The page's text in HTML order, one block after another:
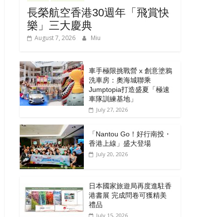
長榮航空香港30週年「飛賞快
樂」三大慶典
August 7, 2026 Miu
車手極限挑戰營 x 創意塗鴉
洗車房：奧海城聯乘
Jumptopia打造盛夏「極速
車隊訓練基地」
July 27, 2026
「Nantou Go！好行南投・
香港上線」盛大登場
July 20, 2026
日本國家旅遊局再度進駐香
港書展 完成問卷可獲精美
禮品
July 15, 2026